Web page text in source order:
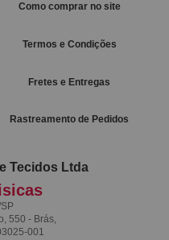
Como comprar no site
Termos e Condições
Fretes e Entregas
Rastreamento de Pedidos
Tecidos Ltda
550 - Brás,
001